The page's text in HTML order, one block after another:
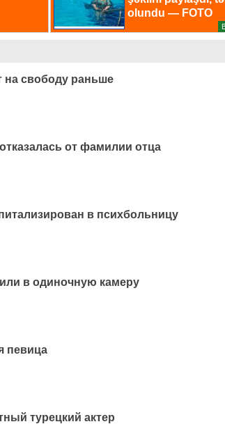
на свободу раньше
от фамилии отца
в психбольницу
в одиночную камеру
певица
турецкий актер